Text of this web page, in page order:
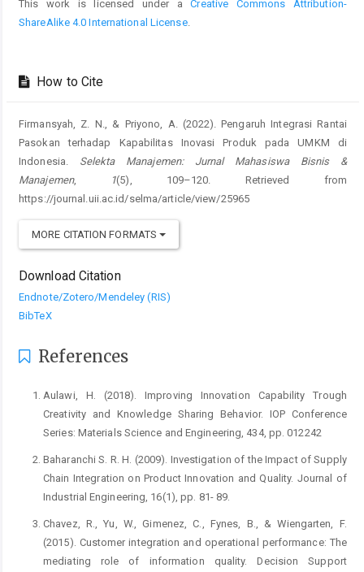
This work is licensed under aCreative Commons Attribution-
ShareAlike 4.0 International License.
How to Cite
Firmansyah, Z. N., & Priyono, A. (2022). Pengaruh Integrasi Rantai
Pasokan terhadap Kapabilitas Inovasi Produk pada UMKM di
Indonesia. Selekta Manajemen: Jurnal Mahasiswa Bisnis &
Manajemen, 1(5), 109–120. Retrieved from
https://journal.uii.ac.id/selma/article/view/25965
MORE CITATION FORMATS
Download Citation
Endnote/Zotero/Mendeley (RIS)
BibTeX
References
Aulawi, H. (2018). Improving Innovation Capability Trough
Creativity and Knowledge Sharing Behavior. IOP Conference
Series: Materials Science and Engineering, 434, pp. 012242
Baharanchi S. R. H. (2009). Investigation of the Impact of Supply
Chain Integration on Product Innovation and Quality. Journal of
Industrial Engineering, 16(1), pp. 81- 89.
Chavez, R., Yu, W., Gimenez, C., Fynes, B., & Wiengarten, F.
(2015). Customer integration and operational performance: The
mediating role of information quality. Decision Support